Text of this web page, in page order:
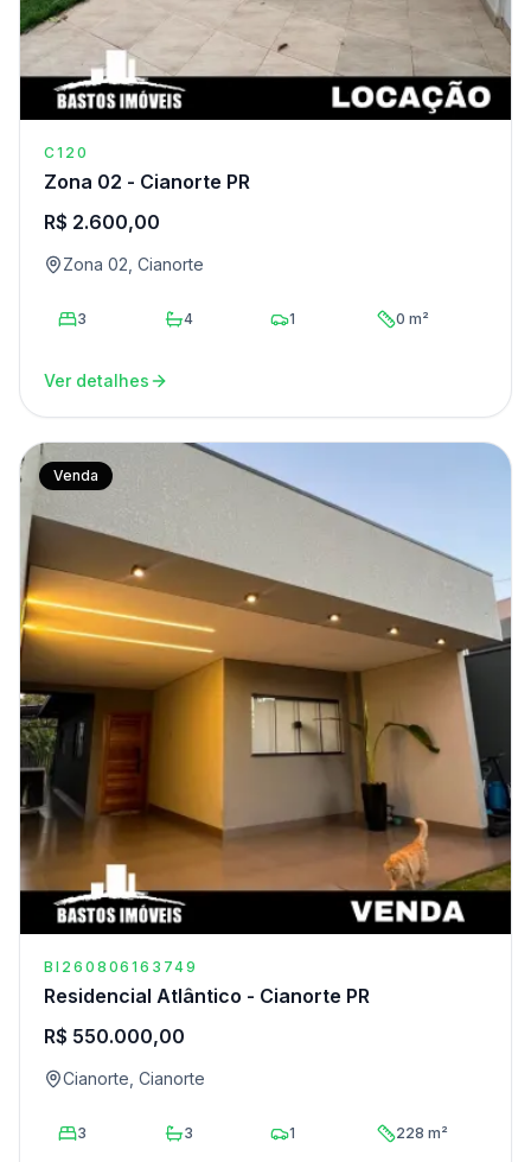
C120
Zona 02 - Cianorte PR
R$ 2.600,00
Zona 02, Cianorte
3 4 1 0 m²
Ver detalhes
Venda
BI260806163749
Residencial Atlântico - Cianorte PR
R$ 550.000,00
Cianorte, Cianorte
3 3 1 228 m²